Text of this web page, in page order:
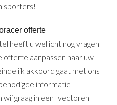
sporters!
offerte
heeft u wellicht nog vragen
offerte aanpassen naar uw
akkoord gaat met ons
informatie
wij graag in een "vectoren